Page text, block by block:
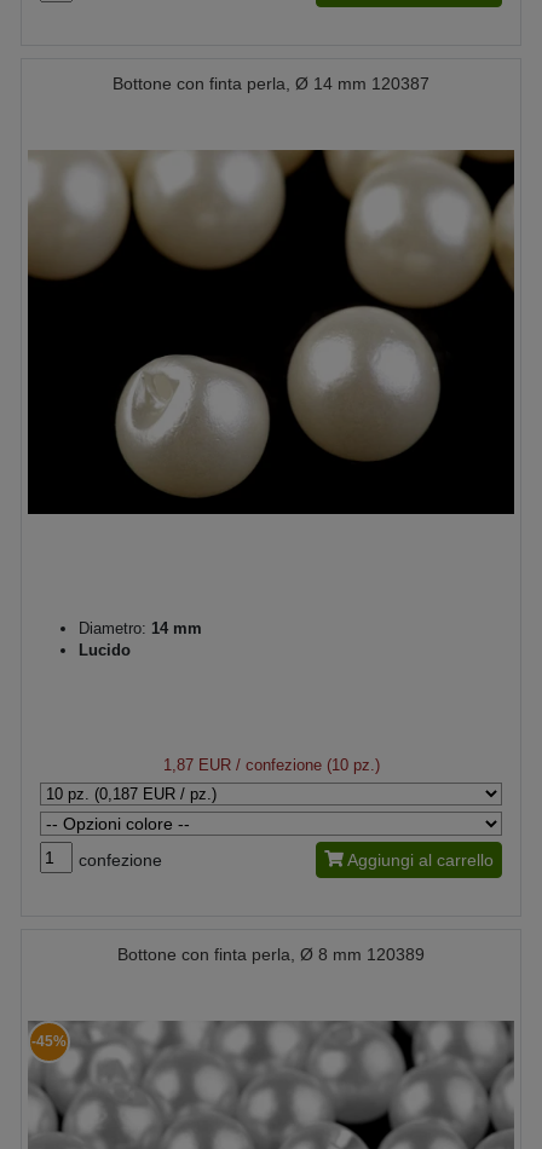
Bottone con finta perla, Ø 14 mm 120387
Diametro: 14 mm
Lucido
1,87 EUR/ confezione (10 pz.)
confezione Aggiungi al carrello
Bottone con finta perla, Ø 8 mm 120389
-45%